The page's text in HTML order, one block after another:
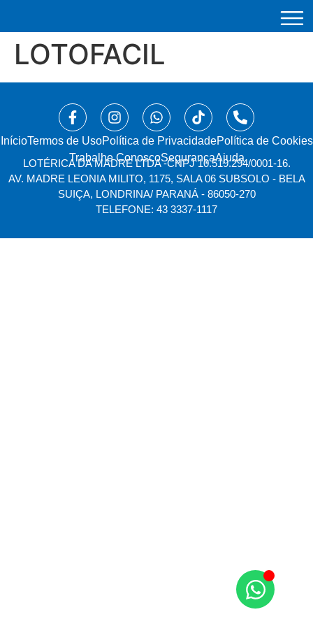
LOTOFACIL
Início⁠Termos de UsoPolítica de PrivacidadePolítica de Cookies
Trabalhe ConoscoSegurançaAjuda
LOTÉRICA DA MADRE LTDA -CNPJ 10.519.294/0001-16.
AV. MADRE LEONIA MILITO, 1175, SALA 06 SUBSOLO - BELA
SUIÇA, LONDRINA/ PARANÁ - 86050-270
TELEFONE: 43 3337-1117